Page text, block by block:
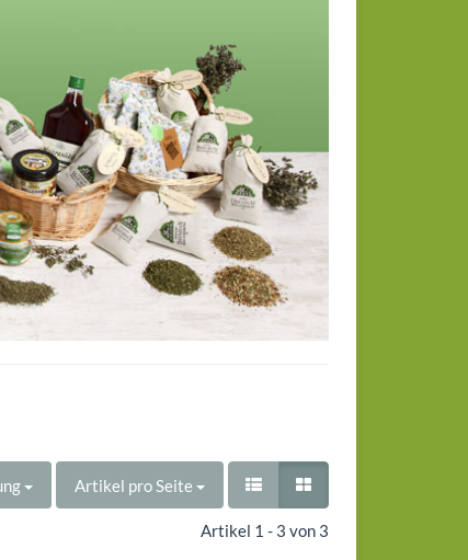
Artikel pro Seite
Artikel 1 - 3 von 3